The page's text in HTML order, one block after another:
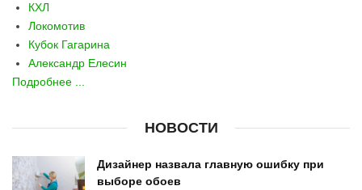
КХЛ
Локомотив
Кубок Гагарина
Александр Елесин
Подробнее ...
НОВОСТИ
Дизайнер назвала главную ошибку при
выборе обоев